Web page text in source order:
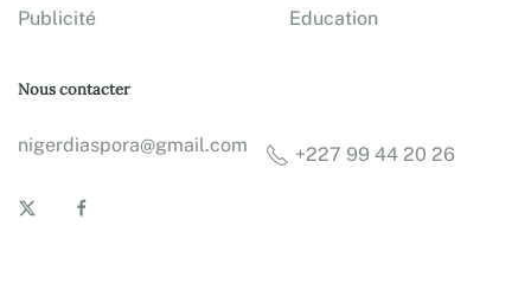
Publicité
Education
Nous contacter
nigerdiaspora@gmail.com +227 99 44 20 26